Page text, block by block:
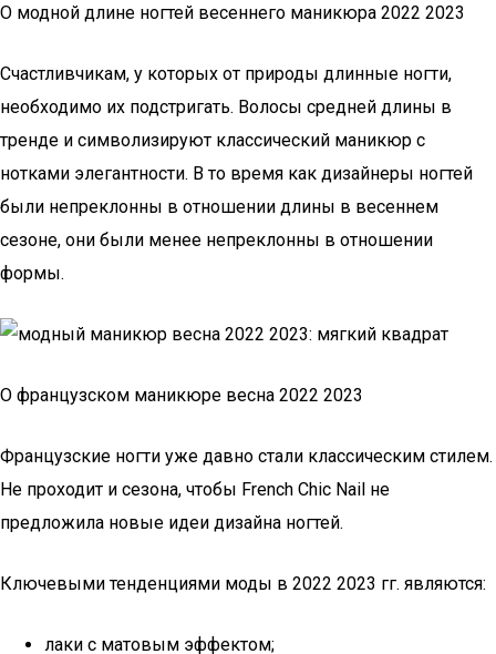
О модной длине ногтей весеннего маникюра 2022 2023
Счастливчикам, у которых от природы длинные ногти,
необходимо их подстригать. Волосы средней длины в
тренде и символизируют классический маникюр с
нотками элегантности. В то время как дизайнеры ногтей
были непреклонны в отношении длины в весеннем
сезоне, они были менее непреклонны в отношении
формы.
О французском маникюре весна 2022 2023
Французские ногти уже давно стали классическим стилем.
Не проходит и сезона, чтобы French Chic Nail не
предложила новые идеи дизайна ногтей.
Ключевыми тенденциями моды в 2022 2023 гг. являются:
лаки с матовым эффектом;